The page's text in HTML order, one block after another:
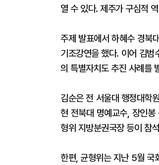
열 수 있다. 제주가 구심적
주제 발표에서 하혜수 경북
기조강연을 했다. 이어 김범
의 특별자치도 추진 사례를
김순은 전 서울대 행정대학
현 전북대 명예교수, 장인
형위 지방분권국장 등이 참
한편, 균형위는 지난 5월 국